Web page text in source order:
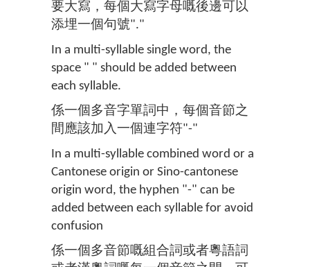
要大寫，每個大寫字母嘅後邊可以
添埋一個句號"."
In a multi-syllable single word, the
space " " should be added between
each syllable.
係一個多音字單詞中，每個音節之
間應該加入一個連字符"-"
In a multi-syllable combined word or a
Cantonese origin or Sino-cantonese
origin word, the hyphen "-" can be
added between each syllable for avoid
confusion
係一個多音節嘅組合詞或者粵語詞